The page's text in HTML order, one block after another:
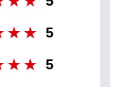
5
5